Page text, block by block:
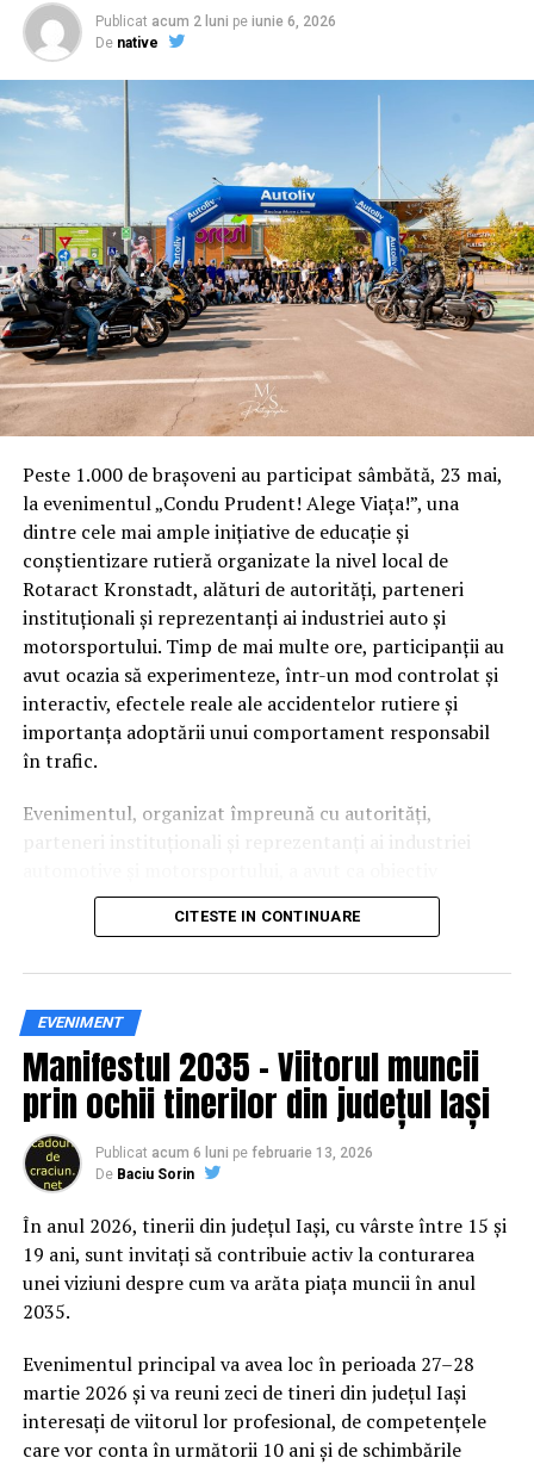
Publicat acum 2 luni pe iunie 6, 2026
De native
Peste 1.000 de brașoveni au participat sâmbătă, 23 mai,
la evenimentul „Condu Prudent! Alege Viața!”, una
dintre cele mai ample inițiative de educație și
conștientizare rutieră organizate la nivel local de
Rotaract Kronstadt, alături de autorități, parteneri
instituționali și reprezentanți ai industriei auto și
motorsportului. Timp de mai multe ore, participanții au
avut ocazia să experimenteze, într-un mod controlat și
interactiv, efectele reale ale accidentelor rutiere și
importanța adoptării unui comportament responsabil
în trafic.
Evenimentul, organizat împreună cu autorități,
parteneri instituționali și reprezentanți ai industriei
principal transformarea prevenției într-o experiență
practică și accesibilă publicului larg.
Siguranța rutieră, adusă mai
aproape de comunitate
Datele privind accidentele rutiere din România continuă
să evidențieze necesitatea unor inițiative de educație și
prevenție. În 2025, peste 3.000 de persoane au fost
rănite grav în accidente rutiere, iar mai mult de 1.300 și-
au pierdut viața pe șoselele din țară.
În acest context, campania „Condu Prudent! Alege
Viața!” își propune să transforme informația teoretică
într-o experiență directă, prin simulări și demonstrații
care îi ajută pe participanți să înțeleagă concret
impactul deciziilor luate în trafic.
CITESTE IN CONTINUARE
EVENIMENT
Manifestul 2035 – Viitorul muncii
prin ochii tinerilor din județul Iași
Publicat acum 6 luni pe februarie 13, 2026
De Baciu Sorin
În anul 2026, tinerii din județul Iași, cu vârste între 15 și
19 ani, sunt invitați să contribuie activ la conturarea
unei viziuni despre cum va arăta piața muncii în anul
2035.
Evenimentul principal va avea loc în perioada 27–28
martie 2026 și va reuni zeci de tineri din județul Iași
interesați de viitorul lor profesional, de competențele
care vor conta în următorii 10 ani și de schimbările